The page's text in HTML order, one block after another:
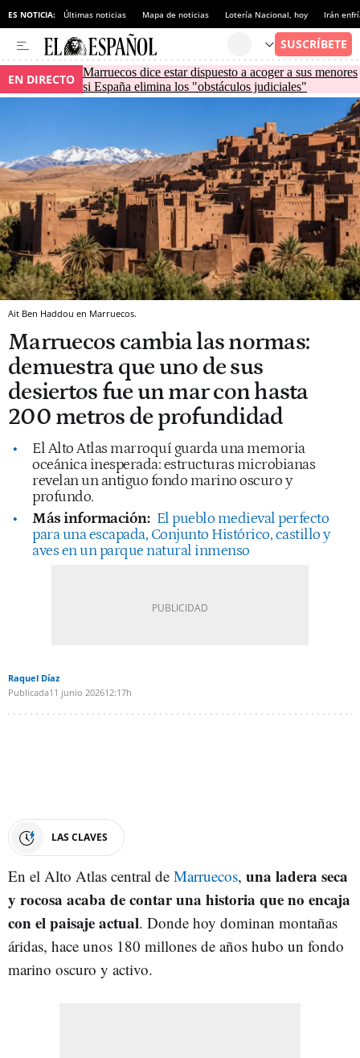
ES NOTICIA: Últimas noticias Mapa de noticias Lotería Nacional, hoy Irán
EN DIRECTO Marruecos dice estar dispuesto a acoger a sus menores
si España elimina los "obstáculos judiciales"
Ait Ben Haddou en Marruecos.
Marruecos cambia las normas:
demuestra que uno de sus
desiertos fue un mar con hasta
200 metros de profundidad
El Alto Atlas marroquí guarda una memoria
oceánica inesperada: estructuras microbianas
revelan un antiguo fondo marino oscuro y
profundo.
Más información: El pueblo medieval perfecto
para una escapada, Conjunto Histórico, castillo y
aves en un parque natural inmenso
Raquel Díaz
Publicada11 junio 202612:17h
LAS CLAVES
En el Alto Atlas central de Marruecos, una ladera seca
y rocosa acaba de contar una historia que no encaja
con el paisaje actual. Donde hoy dominan montañas
áridas, hace unos 180 millones de años hubo un fondo
marino oscuro y activo.